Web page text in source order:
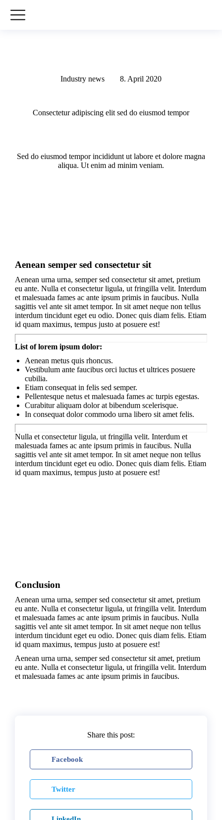
Industry news 8. April 2020
Consectetur adipiscing elit sed do eiusmod tempor
Sed do eiusmod tempor incididunt ut labore et dolore magna
aliqua. Ut enim ad minim veniam.
Aenean semper sed consectetur sit
Aenean urna urna, semper sed consectetur sit amet, pretium
eu ante. Nulla et consectetur ligula, ut fringilla velit. Interdum
et malesuada fames ac ante ipsum primis in faucibus. Nulla
sagittis vel ante sit amet tempor. In sit amet neque non tellus
interdum tincidunt eget eu odio. Donec quis diam felis. Etiam
id quam maximus, tempus justo at posuere est!
List of lorem ipsum dolor:
Aenean metus quis rhoncus.
Vestibulum ante faucibus orci luctus et ultrices posuere
cubilia.
Etiam consequat in felis sed semper.
Pellentesque netus et malesuada fames ac turpis egestas.
Curabitur aliquam dolor at bibendum scelerisque.
In consequat dolor commodo urna libero sit amet felis.
Nulla et consectetur ligula, ut fringilla velit. Interdum et
malesuada fames ac ante ipsum primis in faucibus. Nulla
sagittis vel ante sit amet tempor. In sit amet neque non tellus
interdum tincidunt eget eu odio. Donec quis diam felis. Etiam
id quam maximus, tempus justo at posuere est!
Conclusion
Aenean urna urna, semper sed consectetur sit amet, pretium
eu ante. Nulla et consectetur ligula, ut fringilla velit. Interdum
et malesuada fames ac ante ipsum primis in faucibus. Nulla
sagittis vel ante sit amet tempor. In sit amet neque non tellus
interdum tincidunt eget eu odio. Donec quis diam felis. Etiam
id quam maximus, tempus justo at posuere est!
Aenean urna urna, semper sed consectetur sit amet, pretium
eu ante. Nulla et consectetur ligula, ut fringilla velit. Interdum
et malesuada fames ac ante ipsum primis in faucibus.
Share this post:
Facebook
Twitter